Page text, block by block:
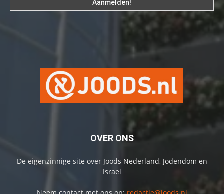
OVER ONS
De eigenzinnige site over Joods Nederland, Jodendom en
Israel